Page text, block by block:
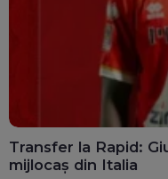
Transfer la Rapid:
mijlocaș din Italia